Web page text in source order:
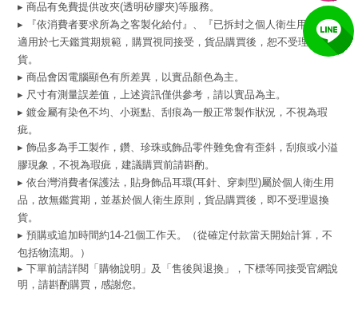
▸ 商品有免費提供改夾(透明矽膠夾)等服務。
▸ 『依消費者要求所為之客製化給付』、『已拆封之個人衛生用品』不
適用於七天鑑賞期規範，購買視同接受，貨品購買後，恕不受理退換
貨。
▸ 商品會因電腦顯色有所差異，以實品顏色為主。
▸ 尺寸有測量誤差值，上述資訊僅供參考，請以實品為主。
▸ 鍍金屬有染色不均、小斑點、刮痕為一般正常製作狀況，不視為瑕
疵。
▸ 飾品多為手工製作，鑽、珍珠或飾品零件難免會有歪斜，刮痕或小溢
膠現象，不視為瑕疵，建議購買前請斟酌。
▸ 依台灣消費者保護法，貼身飾品耳環(耳針、穿刺型)屬於個人衛生用
品，故無鑑賞期，並基於個人衛生原則，貨品購買後，即不受理退換
貨。
▸ 預購或追加時間約14-21個工作天。（從確定付款當天開始計算，不
包括物流期。）
▸ 下單前請詳閱「購物說明」及「售後與退換」，下標等同接受官網說
明，請斟酌購買，感謝您。